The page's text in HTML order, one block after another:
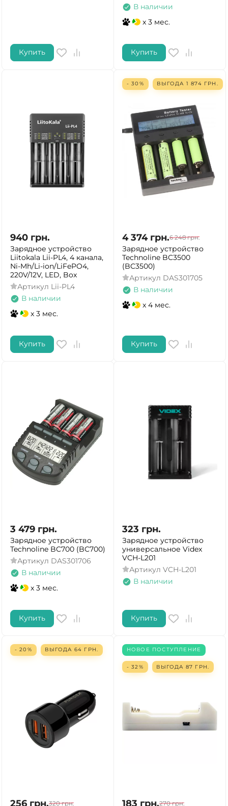
Купить
В наличии
x 3 мес.
Купить
940 грн.
Зарядное устройство
Liitokala Lii-PL4, 4 канала,
Ni-Mh/Li-ion/LiFePO4,
220V/12V, LED, Box
Артикул Lii-PL4
В наличии
x 3 мес.
Купить
- 30% ВЫГОДА 1 874 ГРН.
4 374 грн.6 248 грн.
Зарядное устройство
Technoline BC3500
(BC3500)
Артикул DAS301705
В наличии
x 4 мес.
Купить
3 479 грн.
Зарядное устройство
Technoline BC700 (BC700)
Артикул DAS301706
В наличии
x 3 мес.
Купить
323 грн.
Зарядное устройство
универсальное Videx
VCH-L201
Артикул VCH-L201
В наличии
Купить
- 20% ВЫГОДА 64 ГРН.
256 грн.320 грн.
НОВОЕ ПОСТУПЛЕНИЕ
- 32% ВЫГОДА 87 ГРН.
183 грн.270 грн.